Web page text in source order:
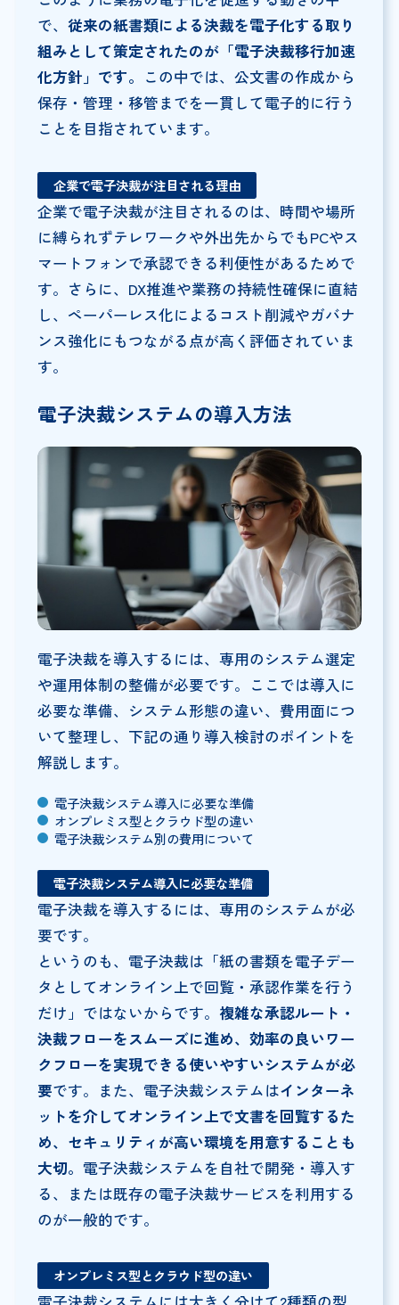
で、 従来の紙書類による決裁を電子化する取り
組みとして策定されたのが「電子決裁移行加速
化方針」です。 この中では、公文書の作成から
保存・管理・移管までを一貫して電子的に行う
ことを目指されています。
企業で電子決裁が注目される理由
企業で電子決裁が注目されるのは、時間や場所
に縛られずテレワークや外出先からでもPCやス
マートフォンで承認できる利便性があるためで
す。さらに、DX推進や業務の持続性確保に直結
し、ペーパーレス化によるコスト削減やガバナ
ンス強化にもつながる点が高く評価されていま
す。
電子決裁システムの導入方法
電子決裁を導入するには、専用のシステム選定
や運用体制の整備が必要です。ここでは導入に
必要な準備、システム形態の違い、費用面につ
いて整理し、下記の通り導入検討のポイントを
解説します。
電子決裁システム導入に必要な準備
オンプレミス型とクラウド型の違い
電子決裁システム別の費用について
電子決裁システム導入に必要な準備
電子決裁を導入するには、専用のシステムが必
要です。
というのも、電子決裁は「紙の書類を電子デー
タとしてオンライン上で回覧・承認作業を行う
だけ」ではないからです。 複雑な承認ルート・
決裁フローをスムーズに進め、効率の良いワー
クフローを実現できる使いやすいシステムが必
要です。また、電子決裁システムはインターネ
ットを介してオンライン上で文書を回覧するた
め、セキュリティが高い環境を用意することも
大切。 電子決裁システムを自社で開発・導入す
る、または既存の電子決裁サービスを利用する
のが一般的です。
オンプレミス型とクラウド型の違い